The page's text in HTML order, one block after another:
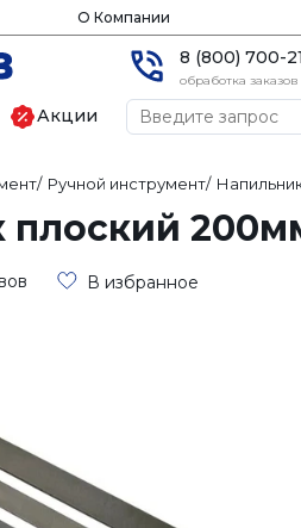
О Компании
8 (800) 700-
обработка
Акции
/ Ручной инструмент/
В избранное